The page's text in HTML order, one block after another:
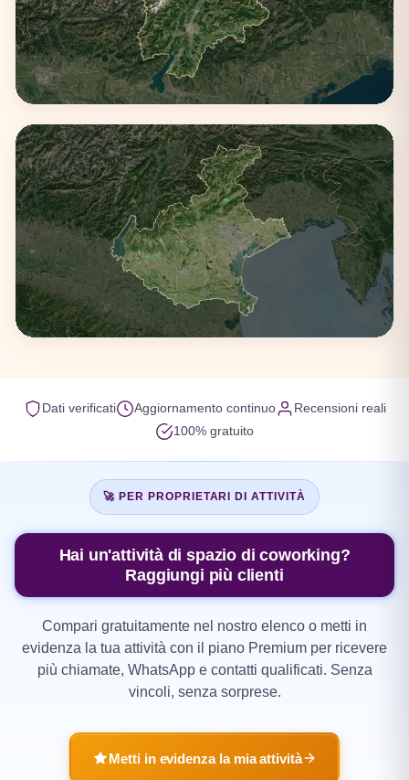
Trentino-Alto Adige
1 città
Veneto
Dati verificati Aggiornamento continuo
Recensioni reali
100% gratuito
🚀 PER PROPRIETARI DI ATTIVITÀ
Hai un'attività di spazio di coworking?
Raggiungi più clienti
Compari gratuitamente nel nostro elenco o metti in
evidenza la tua attività con il piano Premium per ricevere
più chiamate, WhatsApp e contatti qualificati. Senza
vincoli, senza sorprese.
Metti in evidenza la mia attività